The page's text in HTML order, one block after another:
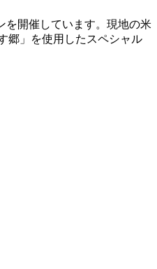
を開催しています。現地の米
郷」を使用したスペシャル